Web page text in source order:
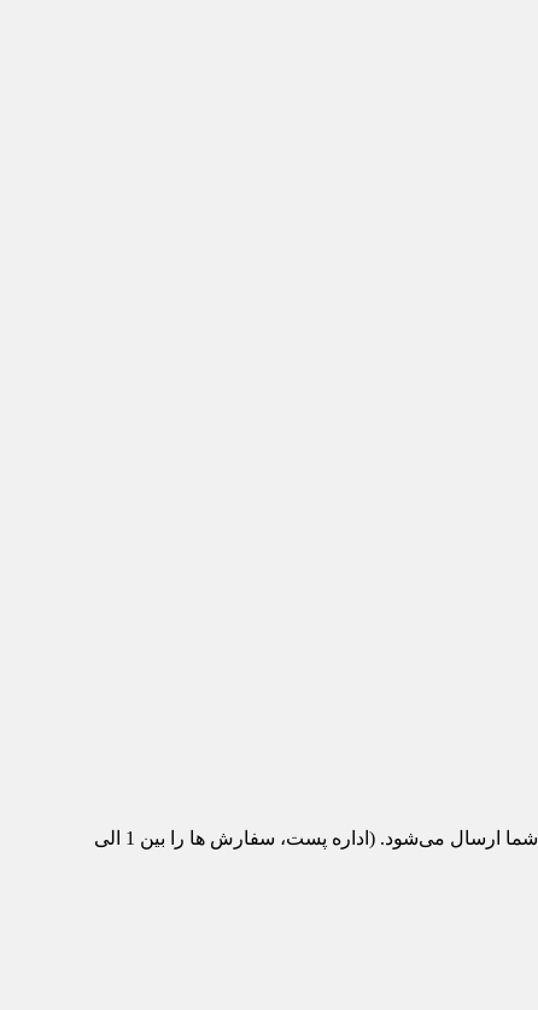
پس از تکمیل سفارش و پرداخت، محصول مورد نظر از انبار ماشین‌تیک به اداره پست منتقل می‌شود و با پست سفارشی برای شما ارسال می‌شود. (اداره پست، سفارش ها را بین 1 الی